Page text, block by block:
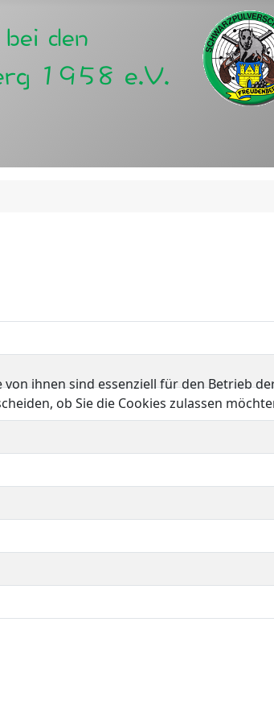
ihnen sind essenziell für den Betrieb
ob Sie die Cookies zulassen